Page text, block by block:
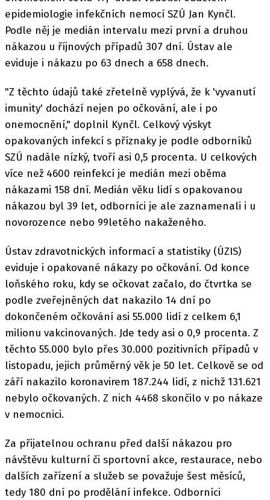
epidemiologie infekčních nemocí SZÚ Jan Kynčl.
Podle něj je medián intervalu mezi první a druhou
nákazou u říjnových případů 307 dní. Ústav ale
eviduje i nákazu po 63 dnech a 658 dnech.
"Z těchto údajů také zřetelně vyplývá, že k 'vyvanutí
imunity' dochází nejen po očkování, ale i po
onemocnění," doplnil Kynčl. Celkový výskyt
opakovaných infekcí s příznaky je podle odborníků
SZÚ nadále nízký, tvoří asi 0,5 procenta. U celkových
více než 4600 reinfekcí je medián mezi oběma
nákazami 158 dní. Medián věku lidí s opakovanou
nákazou byl 39 let, odborníci je ale zaznamenali i u
novorozence nebo 99letého nakaženého.
Ústav zdravotnických informací a statistiky (ÚZIS)
eviduje i opakované nákazy po očkování. Od konce
loňského roku, kdy se očkovat začalo, do čtvrtka se
podle zveřejněných dat nakazilo 14 dní po
dokončeném očkování asi 55.000 lidí z celkem 6,1
milionu vakcinovaných. Jde tedy asi o 0,9 procenta. Z
těchto 55.000 bylo přes 30.000 pozitivních případů v
listopadu, jejich průměrný věk je 50 let. Celkově se od
září nakazilo koronavirem 187.244 lidí, z nichž 131.621
nebylo očkovaných. Z nich 4468 skončilo v po nákaze
v nemocnici.
Za přijatelnou ochranu před další nákazou pro
návštěvu kulturní či sportovní akce, restaurace, nebo
dalších zařízení a služeb se považuje šest měsíců,
tedy 180 dní po prodělání infekce. Odborníci